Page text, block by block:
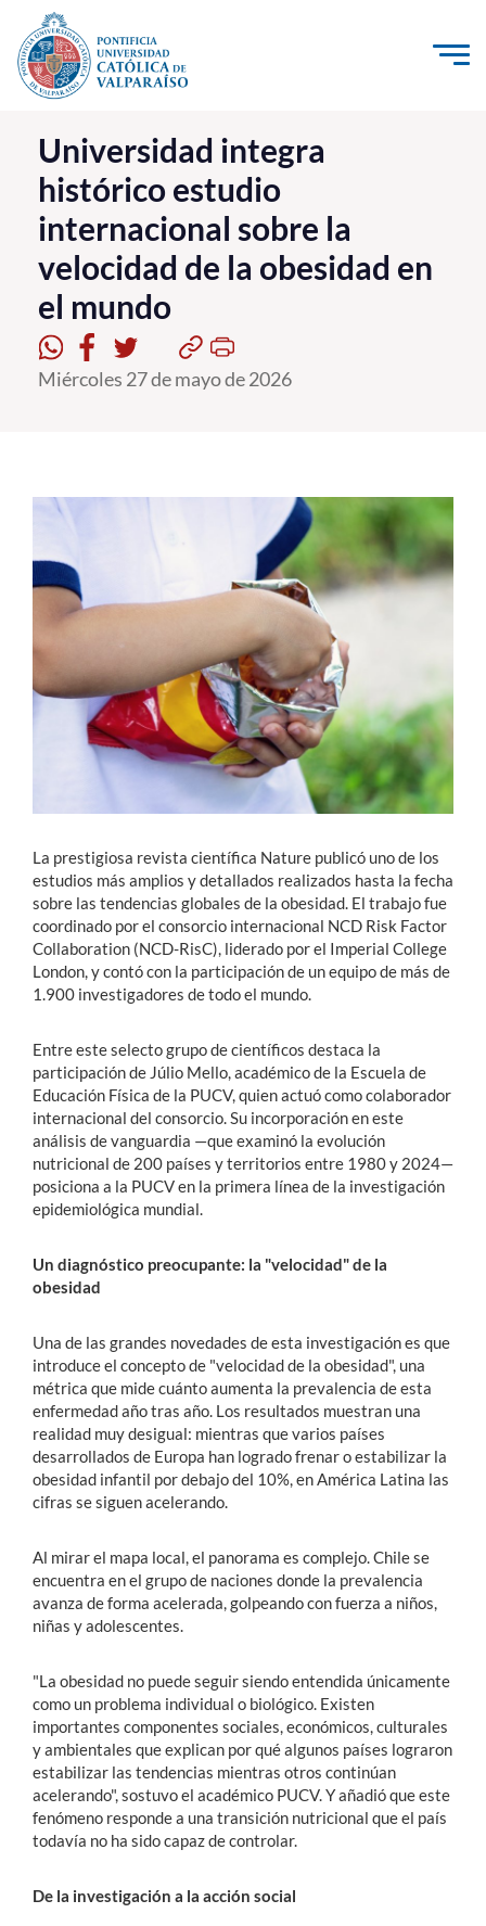
Click acá para ir directamente al contenido
La Universidad
Investigación, Creación e Innovación
PUCV Internacional
Vinculación con el Medio
Admisión
Pregrado
Académicos
Funcionarios
Alumni
Universidad integra
histórico estudio
internacional sobre la
velocidad de la obesidad en
el mundo
Miércoles 27 de mayo de 2026
La prestigiosa revista científica Nature publicó uno de los
estudios más amplios y detallados realizados hasta la fecha
sobre las tendencias globales de la obesidad. El trabajo fue
coordinado por el consorcio internacional NCD Risk Factor
Collaboration (NCD-RisC), liderado por el Imperial College
London, y contó con la participación de un equipo de más de
1.900 investigadores de todo el mundo.
Entre este selecto grupo de científicos destaca la
participación de Júlio Mello, académico de la Escuela de
Educación Física de la PUCV, quien actuó como colaborador
internacional del consorcio. Su incorporación en este
análisis de vanguardia —que examinó la evolución
nutricional de 200 países y territorios entre 1980 y 2024—
posiciona a la PUCV en la primera línea de la investigación
epidemiológica mundial.
Un diagnóstico preocupante: la "velocidad" de la
obesidad
Una de las grandes novedades de esta investigación es que
introduce el concepto de "velocidad de la obesidad", una
métrica que mide cuánto aumenta la prevalencia de esta
enfermedad año tras año. Los resultados muestran una
realidad muy desigual: mientras que varios países
desarrollados de Europa han logrado frenar o estabilizar la
obesidad infantil por debajo del 10%, en América Latina las
cifras se siguen acelerando.
Al mirar el mapa local, el panorama es complejo. Chile se
encuentra en el grupo de naciones donde la prevalencia
avanza de forma acelerada, golpeando con fuerza a niños,
niñas y adolescentes.
"La obesidad no puede seguir siendo entendida únicamente
como un problema individual o biológico. Existen
importantes componentes sociales, económicos, culturales
y ambientales que explican por qué algunos países lograron
estabilizar las tendencias mientras otros continúan
acelerando", sostuvo el académico PUCV. Y añadió que este
fenómeno responde a una transición nutricional que el país
todavía no ha sido capaz de controlar.
De la investigación a la acción social